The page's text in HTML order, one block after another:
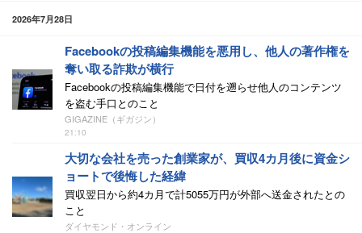
2026年7月28日
Facebookの投稿編集機能を悪用し、他人の著作権を
奪い取る詐欺が横行
Facebookの投稿編集機能で日付を遡らせ他人のコンテンツ
を盗む手口とのこと
GIGAZINE（ギガジン）
21:10
大切な会社を売った創業家が、買収4カ月後に資金シ
ョートで後悔した経緯
買収翌日から約4カ月で計5055万円が外部へ送金されたとの
こと
ダイヤモンド・オンライン